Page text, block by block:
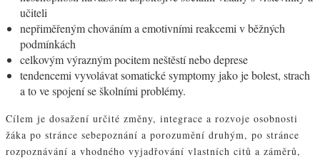
učiteli
nepřiměřeným chováním a emotivními reakcemi v běžných
podmínkách
celkovým výrazným pocitem neštěstí nebo deprese
tendencemi vyvolávat somatické symptomy jako je bolest, strach
a to ve spojení se školními problémy.
Cílem je dosažení určité změny, integrace a rozvoje osobnosti
žáka po stránce sebepoznání a porozumění druhým, po stránce
rozpoznávání a vhodného vyjadřování vlastních citů a záměrů,